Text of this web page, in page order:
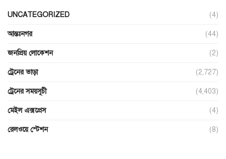
UNCATEGORIZED (4)
আন্তঃনগর (44)
জনপ্রিয় লোকেশন (2)
ট্রেনের ভাড়া (2,727)
ট্রেনের সময়সূচী (4,403)
মেইল এক্সপ্রেস (4)
রেলওয়ে স্টেশন (8)